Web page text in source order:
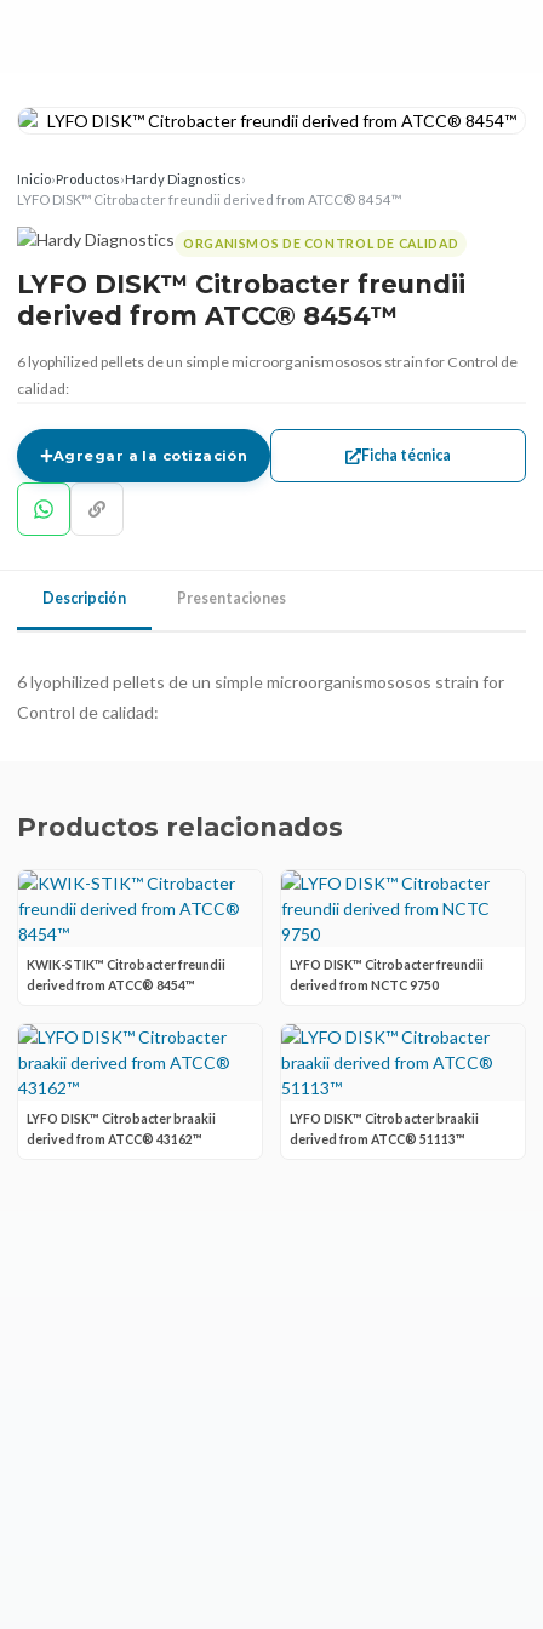
Inicio›Productos›Hardy Diagnostics›
LYFO DISK™ Citrobacter freundii derived from ATCC® 8454™
ORGANISMOS DE CONTROL DE CALIDAD
LYFO DISK™ Citrobacter freundii
derived from ATCC® 8454™
6 lyophilized pellets de un simple microorganismososos strain for Control de
calidad:
Agregar a la cotización Ficha técnica
Descripción Presentaciones
6 lyophilized pellets de un simple microorganismososos strain for
Control de calidad:
Productos relacionados
KWIK-STIK™ Citrobacter freundii
derived from ATCC® 8454™
LYFO DISK™ Citrobacter freundii
derived from NCTC 9750
LYFO DISK™ Citrobacter braakii
derived from ATCC® 43162™
LYFO DISK™ Citrobacter braakii
derived from ATCC® 51113™